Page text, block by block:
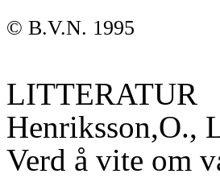
© B.V.N. 1995
LITTERATUR
Henriksson,O.,
Verd å vite om